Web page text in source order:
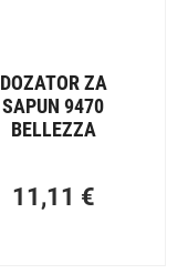
DOZATOR ZA
SAPUN 9470
BELLEZZA
11,11 €